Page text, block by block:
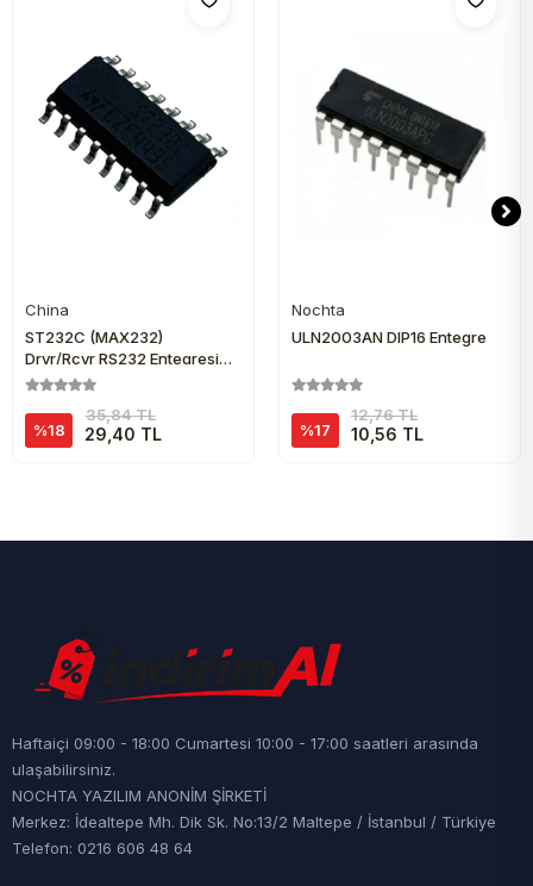
Sepete Ekle
China
ST232C (MAX232)
Drvr/Rcvr RS232 Entegresi
Soic-16
%18
35,84 TL
29,40 TL
Nochta
ULN2003AN DIP16 Entegre
%17
12,76 TL
10,56 TL
Haftaiçi 09:00 - 18:00 Cumartesi 10:00 - 17:00 saatleri arasında
ulaşabilirsiniz.
NOCHTA YAZILIM ANONİM ŞİRKETİ
Merkez: İdealtepe Mh. Dik Sk. No:13/2 Maltepe / İstanbul / Türkiye
Telefon: 0216 606 48 64